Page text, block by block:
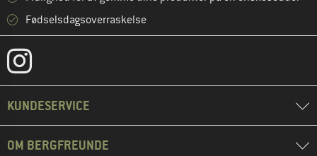
Fødselsdagsoverraskelse
KUNDESERVICE
OM BERGFREUNDE